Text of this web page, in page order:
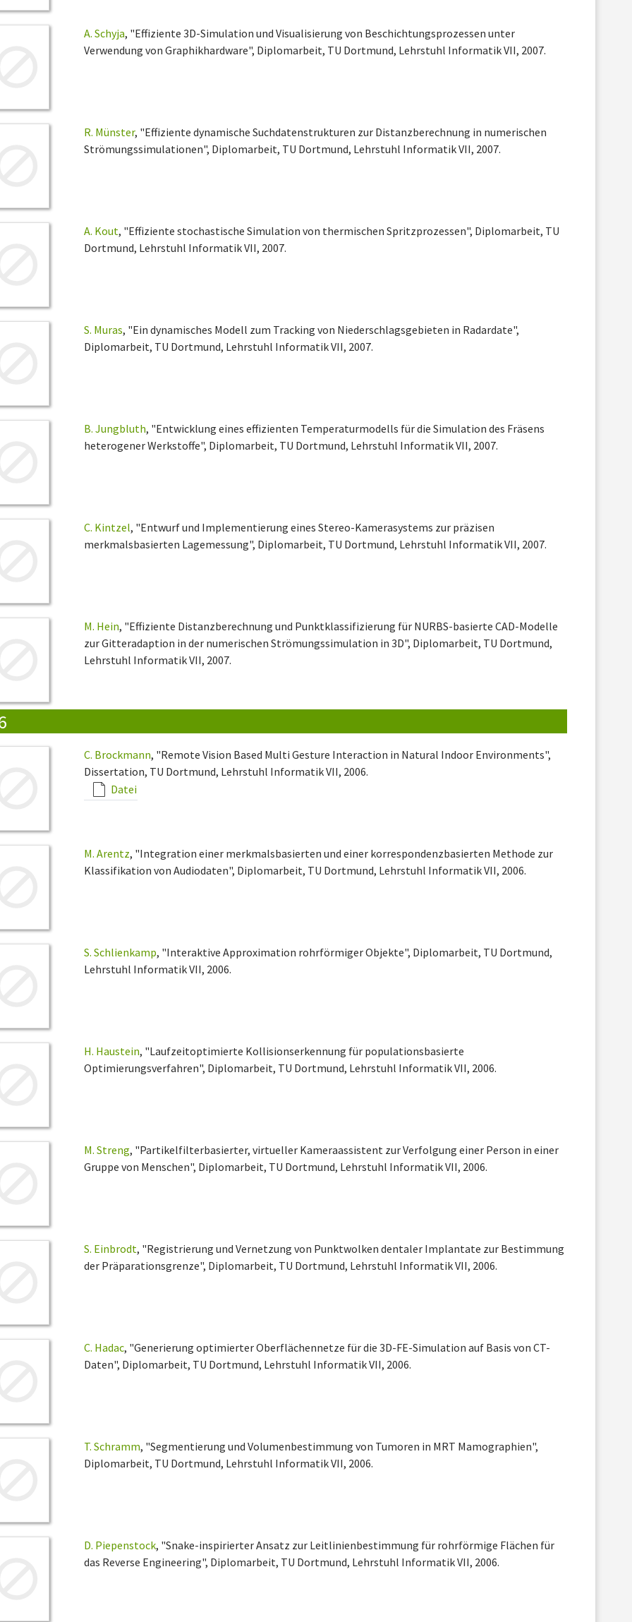
A. Schyja, "Effiziente 3D-Simulation und Visualisierung von Beschichtungsprozessen unter
Verwendung von Graphikhardware", Diplomarbeit, TU Dortmund, Lehrstuhl Informatik VII, 2007.
R. Münster, "Effiziente dynamische Suchdatenstrukturen zur Distanzberechnung in numerischen
Strömungssimulationen", Diplomarbeit, TU Dortmund, Lehrstuhl Informatik VII, 2007.
A. Kout, "Effiziente stochastische Simulation von thermischen Spritzprozessen", Diplomarbeit, TU
Dortmund, Lehrstuhl Informatik VII, 2007.
S. Muras, "Ein dynamisches Modell zum Tracking von Niederschlagsgebieten in Radardate",
Diplomarbeit, TU Dortmund, Lehrstuhl Informatik VII, 2007.
B. Jungbluth, "Entwicklung eines effizienten Temperaturmodells für die Simulation des Fräsens
heterogener Werkstoffe", Diplomarbeit, TU Dortmund, Lehrstuhl Informatik VII, 2007.
C. Kintzel, "Entwurf und Implementierung eines Stereo-Kamerasystems zur präzisen
merkmalsbasierten Lagemessung", Diplomarbeit, TU Dortmund, Lehrstuhl Informatik VII, 2007.
M. Hein, "Effiziente Distanzberechnung und Punktklassifizierung für NURBS-basierte CAD-Modelle
zur Gitteradaption in der numerischen Strömungssimulation in 3D", Diplomarbeit, TU Dortmund,
Lehrstuhl Informatik VII, 2007.
C. Brockmann, "Remote Vision Based Multi Gesture Interaction in Natural Indoor Environments",
Dissertation, TU Dortmund, Lehrstuhl Informatik VII, 2006.
Datei
M. Arentz, "Integration einer merkmalsbasierten und einer korrespondenzbasierten Methode zur
Klassifikation von Audiodaten", Diplomarbeit, TU Dortmund, Lehrstuhl Informatik VII, 2006.
S. Schlienkamp, "Interaktive Approximation rohrförmiger Objekte", Diplomarbeit, TU Dortmund,
Lehrstuhl Informatik VII, 2006.
H. Haustein, "Laufzeitoptimierte Kollisionserkennung für populationsbasierte
Optimierungsverfahren", Diplomarbeit, TU Dortmund, Lehrstuhl Informatik VII, 2006.
M. Streng, "Partikelfilterbasierter, virtueller Kameraassistent zur Verfolgung einer Person in einer
Gruppe von Menschen", Diplomarbeit, TU Dortmund, Lehrstuhl Informatik VII, 2006.
S. Einbrodt, "Registrierung und Vernetzung von Punktwolken dentaler Implantate zur Bestimmung
der Präparationsgrenze", Diplomarbeit, TU Dortmund, Lehrstuhl Informatik VII, 2006.
C. Hadac, "Generierung optimierter Oberflächennetze für die 3D-FE-Simulation auf Basis von CT-
Daten", Diplomarbeit, TU Dortmund, Lehrstuhl Informatik VII, 2006.
T. Schramm, "Segmentierung und Volumenbestimmung von Tumoren in MRT Mamographien",
Diplomarbeit, TU Dortmund, Lehrstuhl Informatik VII, 2006.
D. Piepenstock, "Snake-inspirierter Ansatz zur Leitlinienbestimmung für rohrförmige Flächen für
das Reverse Engineering", Diplomarbeit, TU Dortmund, Lehrstuhl Informatik VII, 2006.